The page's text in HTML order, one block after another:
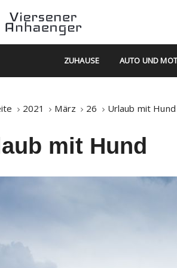
Nachrichten
ZUHAUSE AUTO UND
2021 März 26 Urlaub mit Hund
mit Hund